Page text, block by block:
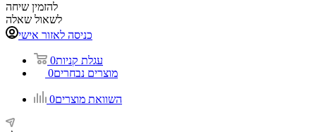
להזמין שיחה
לשאול שאלה
כניסה לאזור אישי
עגלת קניות0
מוצרים נבחרים0
השוואת מוצרים0